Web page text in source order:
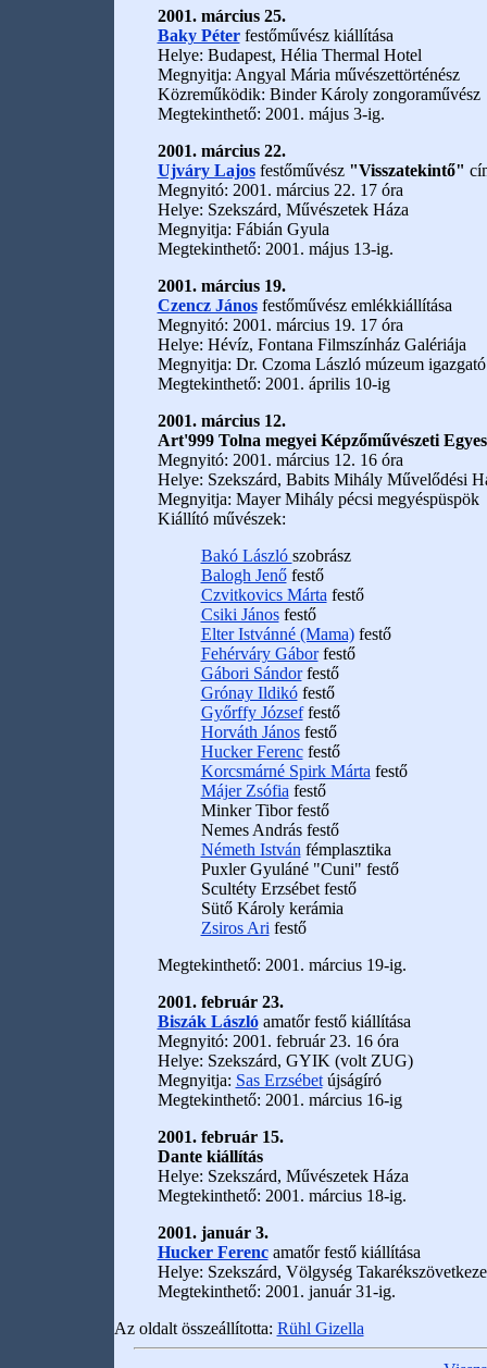
2001. március 25.
Baky Péterfestőművész kiállítása
Helye: Budapest, Hélia Thermal Hotel
Megnyitja: Angyal Mária művészettörténész
Közreműködik: Binder Károly zongoraművész
Megtekinthető: 2001. május 3-ig.
2001. március 22.
Ujváry Lajosfestőművész "Visszatekintő"
Megnyitó: 2001. március 22. 17 óra
Helye: Szekszárd, Művészetek Háza
Megnyitja: Fábián Gyula
Megtekinthető: 2001. május 13-ig.
2001. március 19.
Czencz Jánosfestőművész emlékkiállítása
Megnyitó: 2001. március 19. 17 óra
Helye: Hévíz, Fontana Filmszínház Galériája
Megnyitja: Dr. Czoma László múzeum igazgató
Megtekinthető: 2001. április 10-ig
2001. március 12.
Art'999 Tolna megyei Képzőművészeti
Megnyitó: 2001. március 12. 16 óra
Helye: Szekszárd, Babits Mihály Művelődési
Megnyitja: Mayer Mihály pécsi megyéspüspök
Kiállító művészek:
Bakó László szobrász
Balogh Jenőfestő
Czvitkovics Márta festő
Csiki Jánosfestő
Elter Istvánné (Mama)festő
Fehérváry Gáborfestő
Gábori Sándorfestő
Grónay Ildikófestő
Győrffy Józseffestő
Horváth Jánosfestő
Hucker Ferencfestő
Korcsmárné Spirk Márta festő
Májer Zsófia festő
Minker Tibor festő
Nemes András festő
Németh István fémplasztika
Puxler Gyuláné "Cuni" festő
Scultéty Erzsébet festő
Sütő Károly kerámia
Zsiros Ari festő
Megtekinthető: 2001. március 19-ig.
2001. február 23.
Biszák Lászlóamatőr festő kiállítása
Megnyitó: 2001. február 23. 16 óra
Helye: Szekszárd, GYIK (volt ZUG)
Megnyitja: Sas Erzsébetújságíró
Megtekinthető: 2001. március 16-ig
2001. február 15.
Dante kiállítás
Helye: Szekszárd, Művészetek Háza
Megtekinthető: 2001. március 18-ig.
2001. január 3.
Hucker Ferencamatőr festő kiállítása
Helye: Szekszárd, Völgység
Megtekinthető: 2001. január 31-ig.
Az oldalt összeállította: Rühl Gizella